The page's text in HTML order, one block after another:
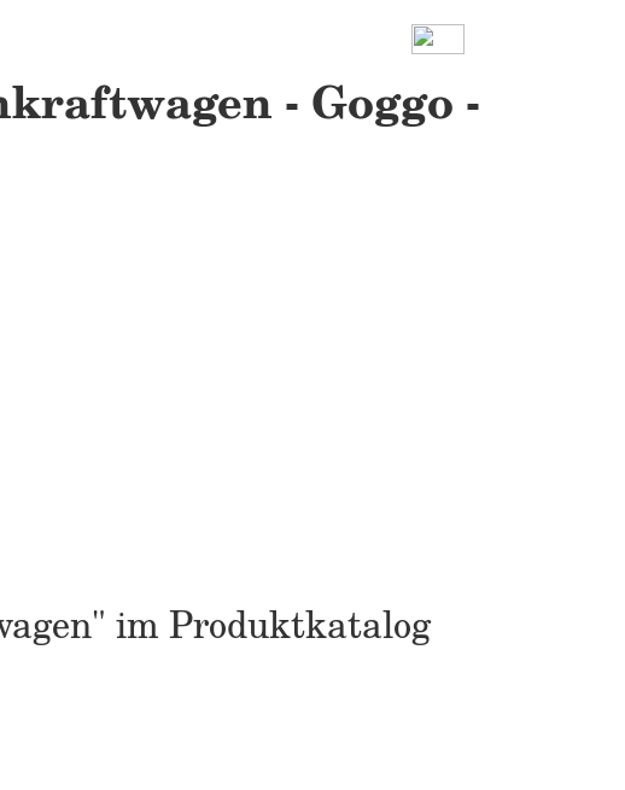
- Goggo -
im Produktkatalog